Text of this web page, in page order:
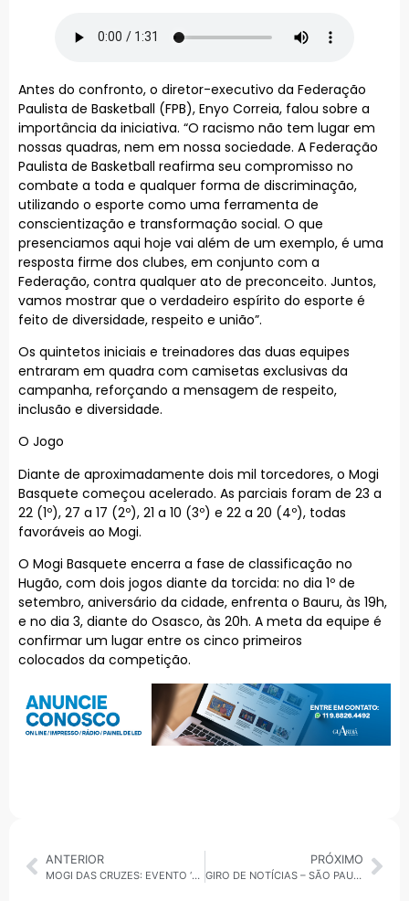
Antes do confronto, o diretor-executivo da Federação
Paulista de Basketball (FPB), Enyo Correia, falou sobre a
importância da iniciativa. “O racismo não tem lugar em
nossas quadras, nem em nossa sociedade. A Federação
Paulista de Basketball reafirma seu compromisso no
combate a toda e qualquer forma de discriminação,
utilizando o esporte como uma ferramenta de
conscientização e transformação social. O que
presenciamos aqui hoje vai além de um exemplo, é uma
resposta firme dos clubes, em conjunto com a
Federação, contra qualquer ato de preconceito. Juntos,
vamos mostrar que o verdadeiro espírito do esporte é
feito de diversidade, respeito e união”.
Os quintetos iniciais e treinadores das duas equipes
entraram em quadra com camisetas exclusivas da
campanha, reforçando a mensagem de respeito,
inclusão e diversidade.
O Jogo
Diante de aproximadamente dois mil torcedores, o Mogi
Basquete começou acelerado. As parciais foram de 23 a
22 (1º), 27 a 17 (2º), 21 a 10 (3º) e 22 a 20 (4º), todas
favoráveis ao Mogi.
O Mogi Basquete encerra a fase de classificação no
Hugão, com dois jogos diante da torcida: no dia 1º de
setembro, aniversário da cidade, enfrenta o Bauru, às 19h,
e no dia 3, diante do Osasco, às 20h. A meta da equipe é
confirmar um lugar entre os cinco primeiros
colocados da competição.
ANTERIOR
MOGI DAS CRUZES: EVENTO ‘DANDO VOZ A ELAS’ ENCERRA PROGRAMAÇÃO DO AGOSTO LILÁS
PRÓXIMO
GIRO DE NOTÍCIAS – SÃO PAULO 27/08/2025